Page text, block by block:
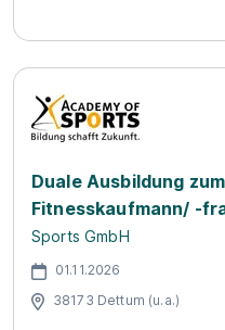
Duale Ausbildung
Fitnesskaufmann/ -
Sports GmbH
01.11.2026
38173 Dettum (u.a.)